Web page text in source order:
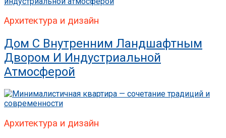
Архитектура и дизайн
Дом С Внутренним Ландшафтным
Двором И Индустриальной
Атмосферой
Архитектура и дизайн